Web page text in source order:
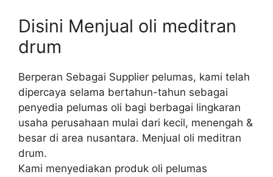
Disini Menjual oli meditran
drum
Berperan Sebagai Supplier pelumas, kami telah
dipercaya selama bertahun-tahun sebagai
penyedia pelumas oli bagi berbagai lingkaran
usaha perusahaan mulai dari kecil, menengah &
besar di area nusantara. Menjual oli meditran
drum.
Kami menyediakan produk oli pelumas